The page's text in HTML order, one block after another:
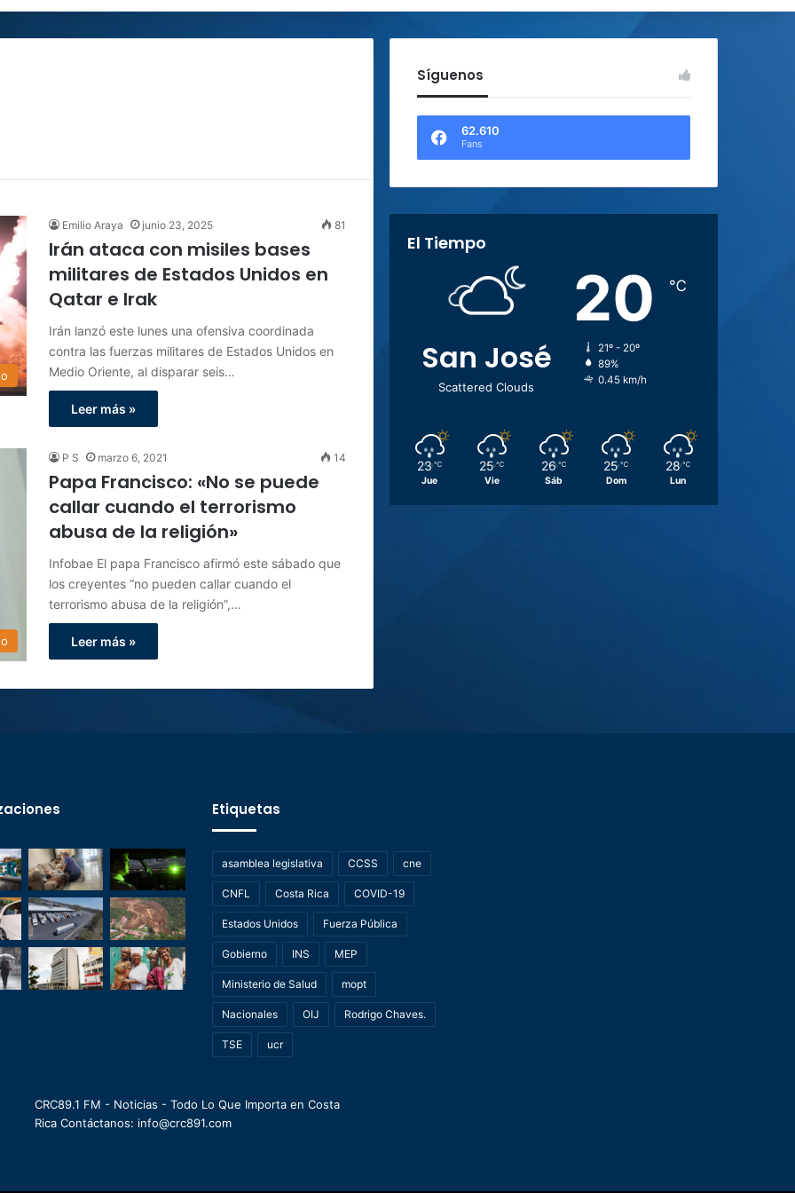
Emilio Araya junio 23, 2025 81
Irán ataca con misiles bases
militares de Estados Unidos en
Qatar e Irak
Irán lanzó este lunes una ofensiva coordinada
contra las fuerzas militares de Estados Unidos en
Medio Oriente, al disparar seis…
Leer más »
P S marzo 6, 2021 14
Papa Francisco: «No se puede
callar cuando el terrorismo
abusa de la religión»
Infobae El papa Francisco afirmó este sábado que
los creyentes “no pueden callar cuando el
terrorismo abusa de la religión”,…
Leer más »
Síguenos
62.610
Fans
El Tiempo
San José
Scattered Clouds
20 ℃
21º - 20º
89%
0.45 km/h
23 ℃
Jue
25 ℃
Vie
26 ℃
Sáb
25 ℃
Dom
28 ℃
Lun
Etiquetas
asamblea legislativa CCSS cne
CNFL Costa Rica COVID-19
Estados Unidos Fuerza Pública
Gobierno INS MEP
Ministerio de Salud mopt
Nacionales OIJ Rodrigo Chaves.
TSE ucr
CRC89.1 FM - Noticias - Todo Lo Que Importa en Costa
Rica Contáctanos: info@crc891.com